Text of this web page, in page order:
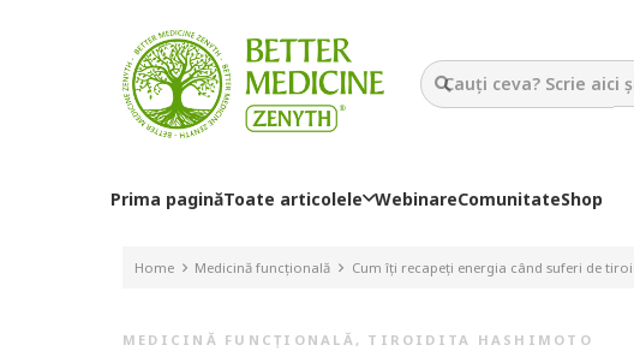
Prima paginăToate articolele WebinareComunitateShop
Home Medicină funcțională Cum îți recapeți energia când suferi de
MEDICINĂ FUNCȚIONALĂ , TIROIDITA HASHIMOTO